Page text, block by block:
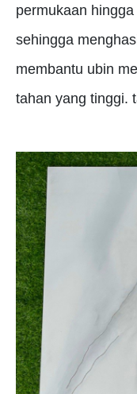
permukaan
sehingga
membantu ubin
tahan yang tinggi.